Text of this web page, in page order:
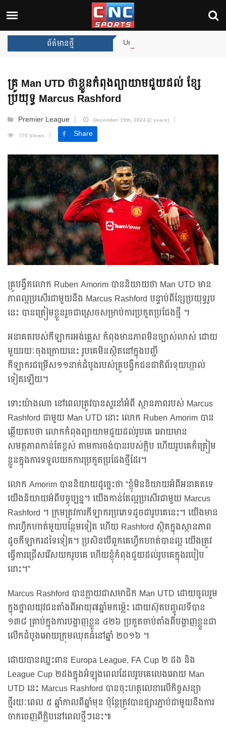
ព័ត៌មានថ្មី Unai Emery សន្យាថានឹងឈ្នះពាន
គ្រូ Man UTD ថាខ្លួនកំពុងព្យាយាមជួយដល់ ខ្សែ
ប្រយុទ្ធ Marcus Rashford
Premier League
December 19th, 2024 (2 years)
770 Views
Share
គ្រូបង្វឹកលោក Ruben Amorim បាននិយាយថា Man UTD មាន
ភាពល្អប្រសើរជាមួយនឹង Marcus Rashford បន្ទាប់ពីខ្សែប្រយុទ្ធរូប
នេះ បានត្រៀមខ្លួនរួចជាស្រេចសម្រាប់ការប្រកួតប្រជែងថ្មី ។
អនាគតរបស់កីឡាករអង់គ្លេស កំពុងមានភាពមិនច្បាស់លាស់ ដោយ
មួយរយៈចុងក្រោយនេះ រូបគេមិនស្ថិតនៅក្នុងបញ្ជី
កីឡាករជម្រើស១១នាក់ដំបូងរបស់គ្រូបង្វឹកជនជាតិព័រទុយហ្កាល់
ទៀតឡើយ។
ទោះយ៉ាងណា នៅពេលត្រូវបានសួរនាំអំពី ស្ថានភាពរបស់ Marcus
Rashford ជាមួយ Man UTD នោះ លោក Ruben Amorim បាន
ឆ្លើយតបថា លោកកំពុងព្យាយាមជួយដល់រូបគេ អោយមាន
សមត្ថភាពកាន់តែខ្ពស់ តាមការចង់បានរបស់ក្លិប ហើយរូបគេក៏ត្រៀម
ខ្លួនក្នុងការទទួលយកការប្រកួតប្រជែងថ្មីដែរ។
លោក Amorim បាននិយាយដូច្នេះថា “ខ្ញុំមិននិយាយអំពីអនាគតទេ
យើងនិយាយអំពីបច្ចុប្បន្ន។ យើងកាន់តែល្អប្រសើរជាមួយ Marcus
Rashford ។ ក្រុមត្រូវការកីឡាករប្រភេទដូចជារូបគេនេះ។ យើងមាន
ការហ្វឹកហាត់មួយបន្ថែមទៀត ហើយ Rashford ស្ថិតក្នុងស្ថានភាព
ដូចកីឡាករដទៃទៀត។ ប្រសិនបើពួកគេហ្វឹកហាត់បានល្អ យើងត្រូវ
ធ្វើការជ្រើសរើសយករូបគេ ហើយខ្ញុំកំពុងជួយដល់រូបគេក្នុងរបៀប
នោះ។”
Marcus Rashford បានក្លាយជាសមាជិក Man UTD ដោយចូលរួម
ក្នុងថ្នាលយុវជនតាំងពីអាយុ៧ឆ្នាំមកម្ល៉េះ ដោយស៊ុតបញ្ចូលទីបាន
១៣៨ គ្រាប់ក្នុងការបង្ហាញខ្លួន ៤២៦ ប្រកួតចាប់តាំងពីបង្ហាញខ្លួនជា
លើកដំបូងអោយក្រុមឈុតធំនៅឆ្នាំ ២០១៦ ។
ដោយបានឈ្នះពាន Europa League, FA Cup ២ ដង និង
League Cup ២ដងក្នុងអំឡុងពេលដែលរូបគេលេងអោយ Man
UTD នេះ Marcus Rashford បានចុះហត្ថលេខាលើកិច្ចសន្យា
ថ្មីរយៈពេល ៥ ឆ្នាំកាលពីឆ្នាំមុន ប៉ុន្តែត្រូវបានផ្សារភ្ជាប់ជាមួយនឹងការ
ចាកចេញពីក្លិបនៅពេលថ្មីៗនេះ៕